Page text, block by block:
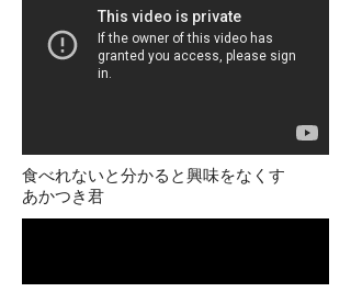
食べれないと分かると興味をなくす
あかつき君